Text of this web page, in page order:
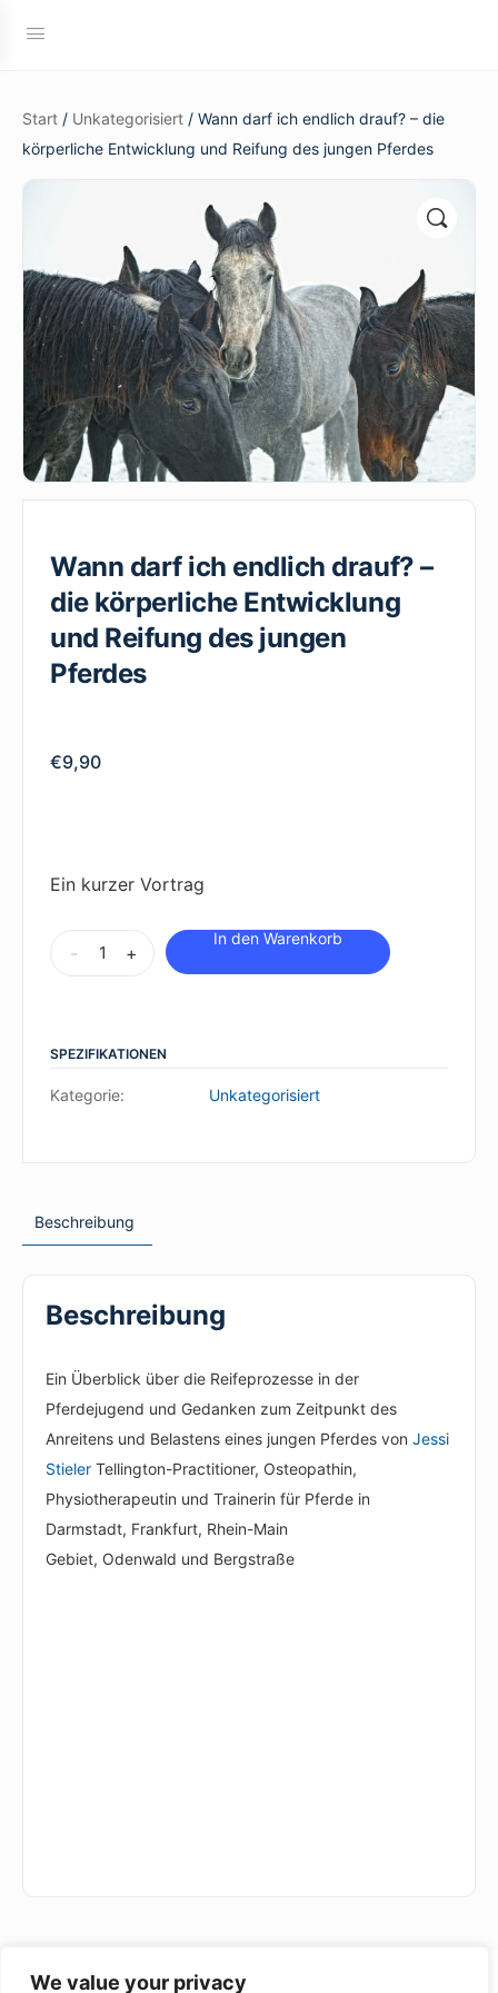
We value your privacy
Start / Unkategorisiert / Wann darf ich endlich drauf? – die
körperliche Entwicklung und Reifung des jungen Pferdes
Wann darf ich endlich drauf? –
die körperliche Entwicklung
und Reifung des jungen
Pferdes
€9,90
Ein kurzer Vortrag
darf
drauf?
-
und
Reifung
des
jungen
Pferdes
- +
SPEZIFIKATIONEN
Kategorie: Unkategorisiert
Beschreibung
Beschreibung
Ein Überblick über die Reifeprozesse in der
Pferdejugend und Gedanken zum Zeitpunkt des
Anreitens und Belastens eines jungen Pferdes von Jessi
Stieler Tellington-Practitioner, Osteopathin,
Physiotherapeutin und Trainerin für Pferde in
Darmstadt, Frankfurt, Rhein-Main
Gebiet, Odenwald und Bergstraße